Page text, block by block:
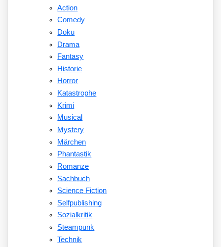
Action
Comedy
Doku
Drama
Fantasy
Historie
Horror
Katastrophe
Krimi
Musical
Mystery
Märchen
Phantastik
Romanze
Sachbuch
Science Fiction
Selfpublishing
Sozialkritik
Steampunk
Technik